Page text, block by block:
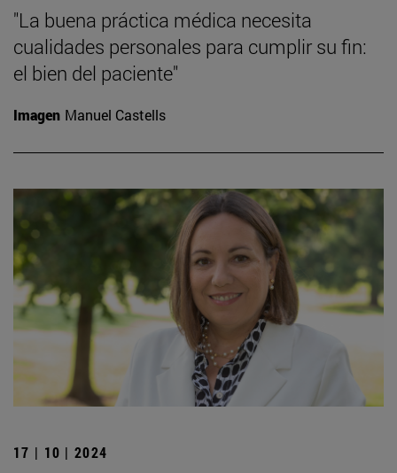
"La buena práctica médica necesita
cualidades personales para cumplir su fin:
el bien del paciente"
Imagen Manuel Castells
17 | 10 | 2024